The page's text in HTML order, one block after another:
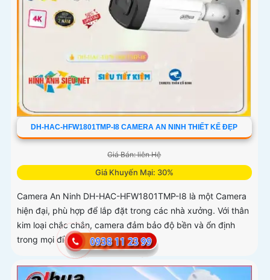
DH-HAC-HFW1801TMP-I8 CAMERA AN NINH THIẾT KẾ ĐẸP
Giá Bán: liên Hệ
Giá Khuyến Mại: 30%
Camera An Ninh DH-HAC-HFW1801TMP-I8 là một Camera
hiện đại, phù hợp để lắp đặt trong các nhà xưởng. Với thân
kim loại chắc chắn, camera đảm bảo độ bền và ổn định
trong mọi điều kiện thời tiết